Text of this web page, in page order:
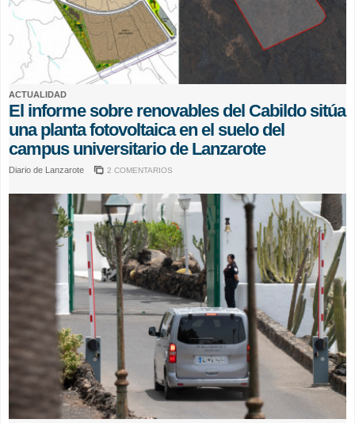
ACTUALIDAD
El informe sobre renovables del Cabildo sitúa
una planta fotovoltaica en el suelo del
campus universitario de Lanzarote
Diario de Lanzarote 2 COMENTARIOS